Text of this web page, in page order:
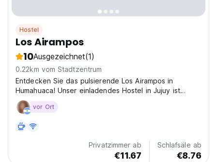
Hostel
Los Airampos
10Ausgezeichnet(1)
0.22km vom Stadtzentrum
Entdecken Sie das pulsierende Los Airampos in
Humahuaca! Unser einladendes Hostel in Jujuy ist
perfekt, um die farbenfrohen Hügel und die reiche
Kultur von Humahuaca zu erkunden. (Auto-translated
vor Ort
Privatzimmer ab
€11.67
Schlafsäle ab
€8.76